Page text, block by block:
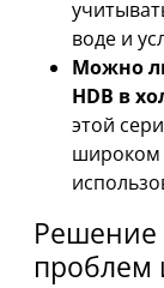
воде и
Можно
HDB в
этой
широком
Решение
проблем